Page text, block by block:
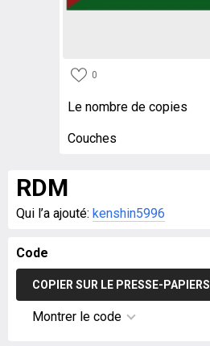
0
Le nombre de copies
Couches
RDM
Qui l’a ajouté: kenshin5996
Code
COPIER SUR LE PRESSE-PAPIERS
Montrer le code